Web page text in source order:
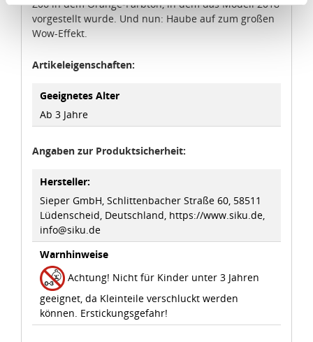
Kommission erfasst wird, und daher kein angemessenes
Schutzniveau für personenbezogene Daten bietet. Durch
Verbindung mit zusätzlichen Maßnahmen zur Sicherung
dass die Datenschutzvorgaben der EU auch bei der
Verarbeitung von Daten in den USA eingehalten werden.
Sie können die Cookie-Einwilligung jederzeit links unten
idee+spiel Betriebs-GmbH
DatenschutzbestimmungenundImpressum
Z06 in dem Orange-Farbton, in dem das Modell 2018
vorgestellt wurde. Und nun: Haube auf zum großen
Wow-Effekt.
Artikeleigenschaften:
Geeignetes Alter
Ab 3 Jahre
Angaben zur Produktsicherheit:
Hersteller:
Sieper GmbH, Schlittenbacher Straße 60, 58511
Lüdenscheid, Deutschland, https://www.siku.de,
info@siku.de
Warnhinweise
Achtung! Nicht für Kinder unter 3 Jahren
geeignet, da Kleinteile verschluckt werden
können. Erstickungsgefahr!